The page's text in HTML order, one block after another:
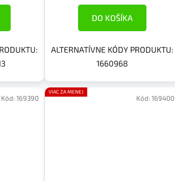
DO KOŠÍKA
ALTERNATÍVNE KÓDY PRODUKTU:
1660968
Kód: 169390
VIAC ZA MENEJ
Kód: 169400